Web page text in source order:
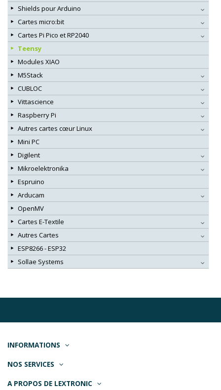
Shields pour Arduino
Cartes micro:bit
Cartes Pi Pico et RP2040
Teensy
Modules XIAO
M5Stack
CUBLOC
Vittascience
Raspberry Pi
Autres cartes cœur Linux
Mini PC
Digilent
Mikroelektronika
Espruino
Arducam
OpenMV
Cartes E-Textile
Autres Cartes
ESP8266 - ESP32
Sollae Systems
INFORMATIONS
NOS SERVICES
A PROPOS DE LEXTRONIC